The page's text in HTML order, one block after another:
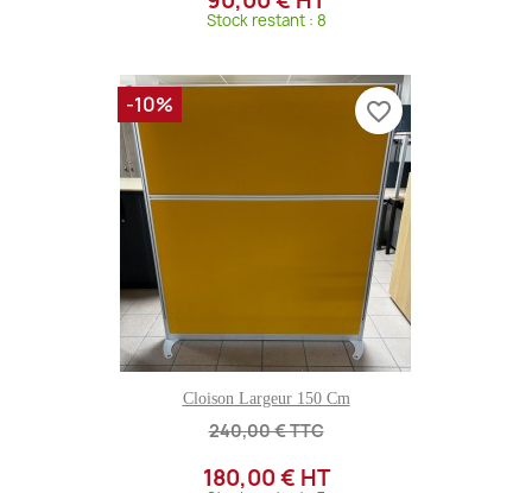
Stock restant : 8
Cloison Largeur 150 Cm
240,00 € TTC
180,00 € HT
-10% favorite_border